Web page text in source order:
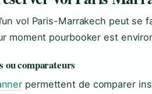
vol Paris-Marrakech peut se
moment pourbooker est
ou comparateurs
permettent de comparer